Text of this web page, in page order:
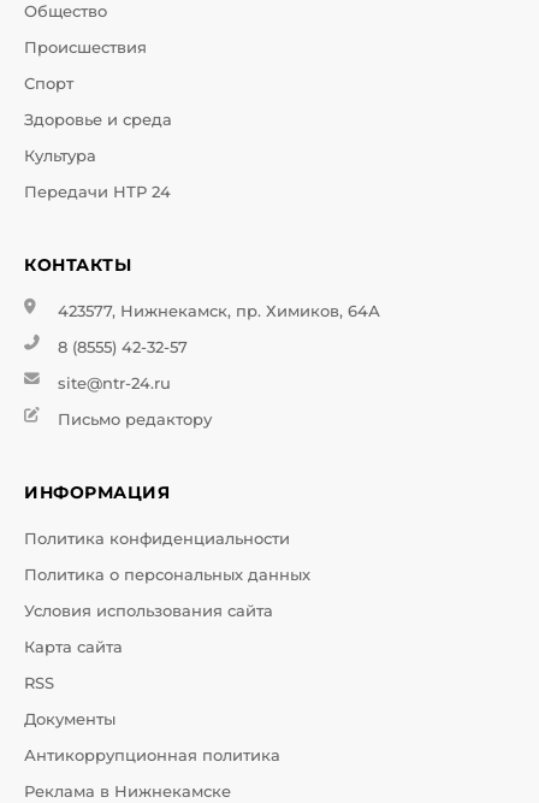
Общество
Происшествия
Спорт
Здоровье и среда
Культура
Передачи НТР 24
КОНТАКТЫ
423577, Нижнекамск, пр. Химиков, 64А
8 (8555) 42-32-57
site@ntr-24.ru
Письмо редактору
ИНФОРМАЦИЯ
Политика конфиденциальности
Политика о персональных данных
Условия использования сайта
Карта сайта
RSS
Документы
Антикоррупционная политика
Реклама в Нижнекамске